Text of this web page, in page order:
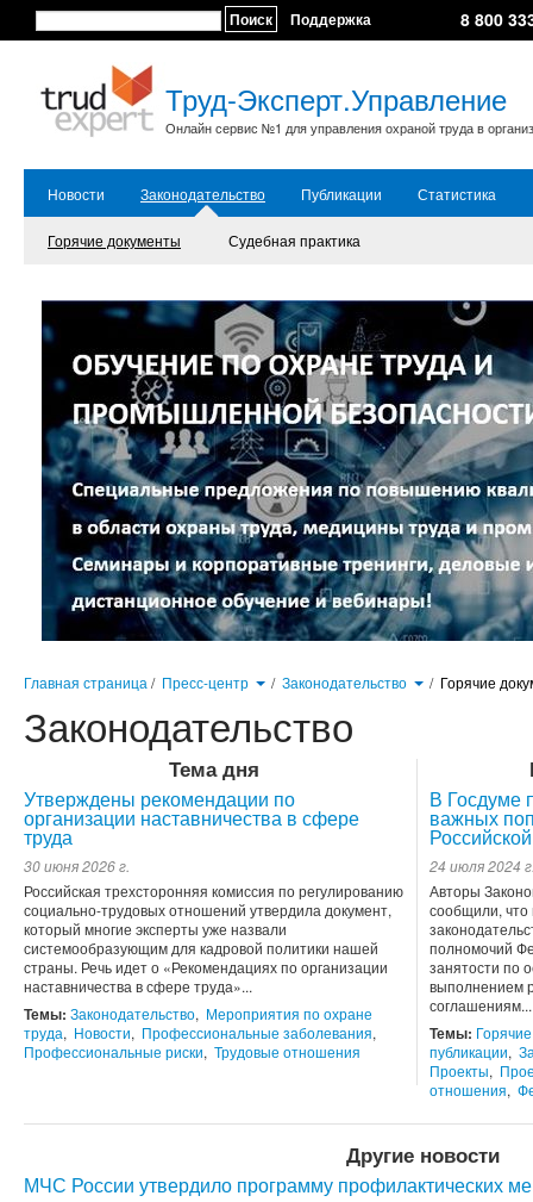
Поиск Поддержка 8 800
Труд-Эксперт.Управление
Онлайн сервис №1 для управления охраной труда в
Новости Законодательство Публикации Статистика
Горячие документы Судебная практика
Главная страница / Пресс-центр / Законодательство / Горячие
Законодательство
Тема дня
Утверждены рекомендации по
организации наставничества в сфере
труда
30 июня 2026 г.
Российская трехсторонняя комиссия по регулированию
социально-трудовых отношений утвердила документ,
который многие эксперты уже назвали
системообразующим для кадровой политики нашей
страны. Речь идет о «Рекомендациях по организации
наставничества в сфере труда»...
Темы: Законодательство, Мероприятия по охране
труда, Новости, Профессиональные заболевания,
Профессиональные риски, Трудовые отношения
В Госдуме
важных
24 июля 2024
Авторы
сообщили,
полномочий
занятости по
выполнением
соглашениям...
Темы:
публикации,
Проекты,
отношения,
Другие новости
МЧС России утвердило программу профилактических